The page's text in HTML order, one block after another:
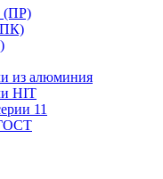
(ПР)
из алюминия
HIT
11